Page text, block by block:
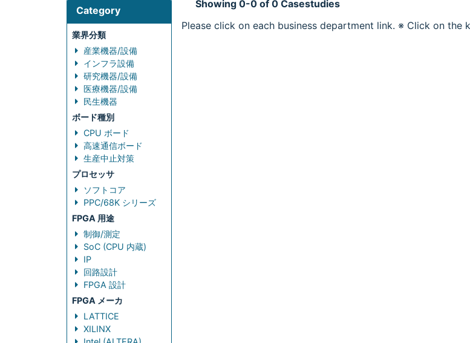
Category
業界分類
産業機器/設備
インフラ設備
研究機器/設備
医療機器/設備
民生機器
ボード種別
CPU ボード
高速通信ボード
生産中止対策
プロセッサ
ソフトコア
PPC/68K シリーズ
FPGA 用途
制御/測定
SoC (CPU 内蔵)
IP
回路設計
FPGA 設計
FPGA メーカ
LATTICE
XILINX
Showing 0-0 of 0 Casestudies
Please click on each business department link. ※ Click on